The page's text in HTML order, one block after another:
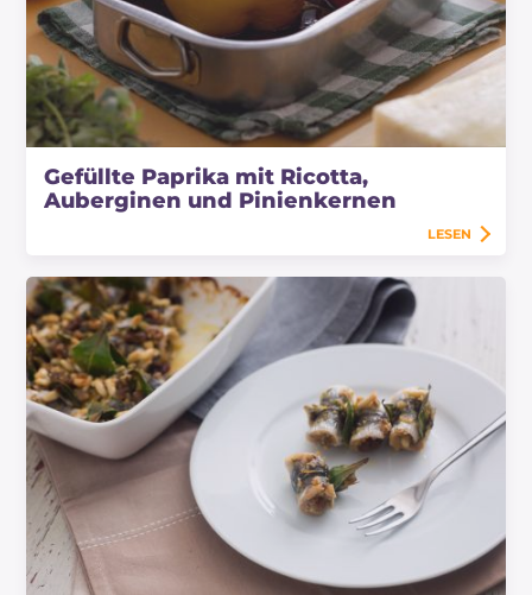
Gefüllte Paprika mit Ricotta,
Auberginen und Pinienkernen
LESEN